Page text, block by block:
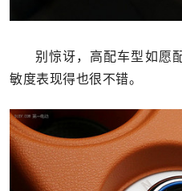
别惊讶，高配车型如愿
敏度表现得也很不错。